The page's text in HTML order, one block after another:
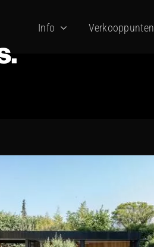
Info Verkooppunten